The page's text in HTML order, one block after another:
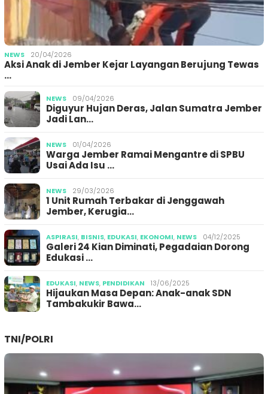
NEWS 20/04/2026
Aksi Anak di Jember Kejar Layangan Berujung Tewas
…
NEWS 09/04/2026
Diguyur Hujan Deras, Jalan Sumatra Jember
Jadi Lan…
NEWS 01/04/2026
Warga Jember Ramai Mengantre di SPBU
Usai Ada Isu …
NEWS 29/03/2026
1 Unit Rumah Terbakar di Jenggawah
Jember, Kerugia…
ASPIRASI, BISNIS, EDUKASI, EKONOMI, NEWS 04/12/2025
Galeri 24 Kian Diminati, Pegadaian Dorong
Edukasi …
EDUKASI, NEWS, PENDIDIKAN 13/06/2025
Hijaukan Masa Depan: Anak-anak SDN
Tambakukir Bawa…
TNI/POLRI